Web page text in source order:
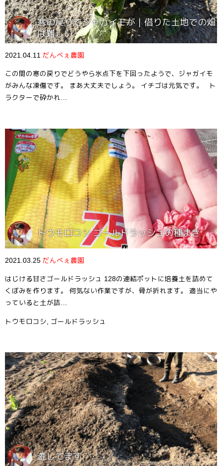
寒の戻りでジャガイモが｜借りた土地での畑
は難しい
2021.04.11 だんべぇ農園
この間の寒の戻りでどうやら氷点下を下回ったようで、ジャガイモ
がみんな凍傷です。 まあ大丈夫でしょう。 イチゴは元気です。 ト
ラクターで砕かれ…
トウモロコシ ゴールドラッシュの種まき
2021.03.25 だんべぇ農園
はじける甘さゴールドラッシュ 128の連結ポットに培養土を詰めて
くぼみを作ります。 何気ない作業ですが、骨が折れます。 適当にや
っていると土が詰…
トウモロコシ ゴールドラッシュ
漉してます